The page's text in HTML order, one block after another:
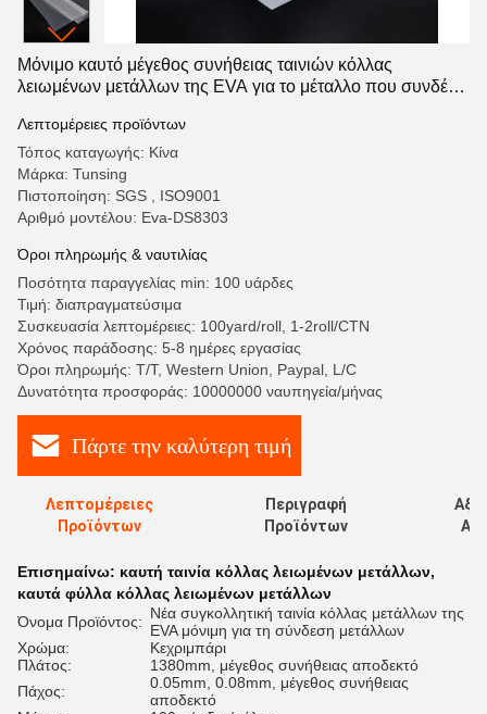
Μόνιμο καυτό μέγεθος συνήθειας ταινιών κόλλας
λειωμένων μετάλλων της EVA για το μέταλλο που συνδέει
Λεπτομέρειες προϊόντων
Τόπος καταγωγής: Κίνα
Μάρκα: Tunsing
Πιστοποίηση: SGS , ISO9001
Αριθμό μοντέλου: Eva-DS8303
Όροι πληρωμής & ναυτιλίας
Ποσότητα παραγγελίας min: 100 υάρδες
Τιμή: διαπραγματεύσιμα
Συσκευασία λεπτομέρειες: 100yard/roll, 1-2roll/CTN
Χρόνος παράδοσης: 5-8 ημέρες εργασίας
Όροι πληρωμής: T/T, Western Union, Paypal, L/C
Δυνατότητα προσφοράς: 10000000 ναυπηγεία/μήνας
Πάρτε την καλύτερη τιμή
Λεπτομέρειες
Προϊόντων
Περιγραφή
Προϊόντων
Επισημαίνω: καυτή ταινία κόλλας λειωμένων μετάλλων,
καυτά φύλλα κόλλας λειωμένων μετάλλων
Όνομα Προϊόντος: Νέα συγκολλητική ταινία κόλλας μετάλλων της
EVA μόνιμη για τη σύνδεση μετάλλων
Χρώμα:
Κεχριμπάρι
Πλάτος:
1380mm, μέγεθος συνήθειας αποδεκτό
Πάχος:
0.05mm, 0.08mm, μέγεθος συνήθειας
αποδεκτό